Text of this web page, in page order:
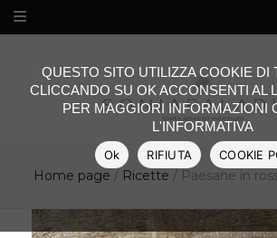
Home page / Ricette / Paesane in
QUESTO SITO UTILIZZA COOKIE DI
CLICCANDO SU OK ACCONSENTI AL
PER MAGGIORI INFORMAZIONI
L'INFORMATIVA
Ok RIFIUTA COOKIE